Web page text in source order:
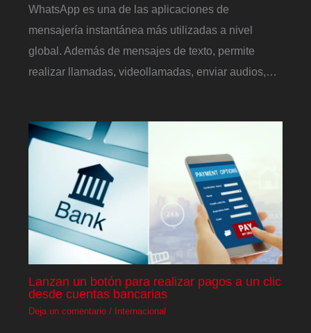
WhatsApp es una de las aplicaciones de
mensajería instantánea más utilizadas a nivel
global. Además de mensajes de texto, permite
realizar llamadas, videollamadas, enviar audios,…
Lanzan un botón para realizar pagos a un clic
desde cuentas bancarias
Deja un comentario / Internacional